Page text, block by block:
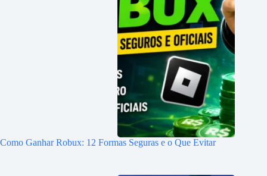
Como Ganhar Robux: 12 Formas Seguras e o Que Evitar